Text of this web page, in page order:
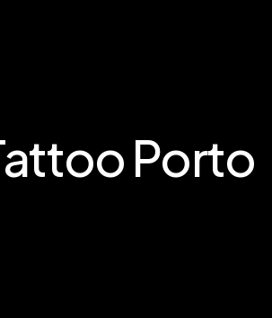
Porto